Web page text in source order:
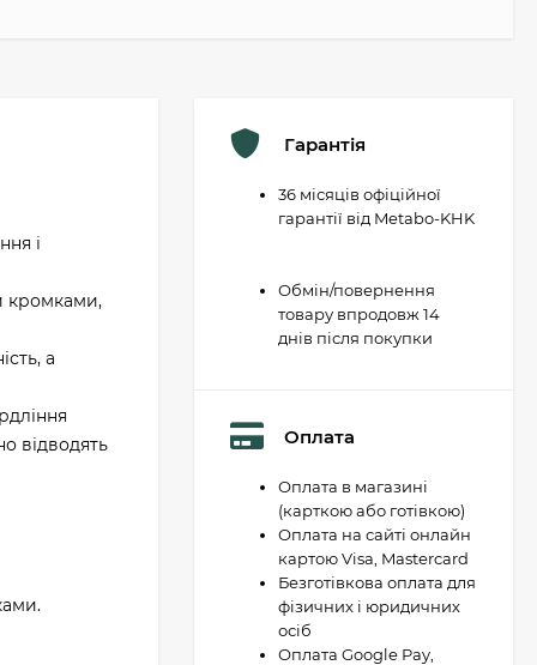
і
кромками,
а
відводять
Гарантія
36 місяців офіційної
гарантії від Metabo-KHK
Обмін/повернення
товару впродовж 14
днів після покупки
Оплата
Оплата в магазині
(карткою або готівкою)
Оплата на сайті онлайн
картою Visa, Mastercard
Безготівкова оплата для
фізичних і юридичних
осіб
Оплата Google Pay,